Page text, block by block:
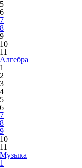
5
6
7
8
9
10
11
Алгебра
1
2
3
4
5
6
7
8
9
10
11
Музыка
1